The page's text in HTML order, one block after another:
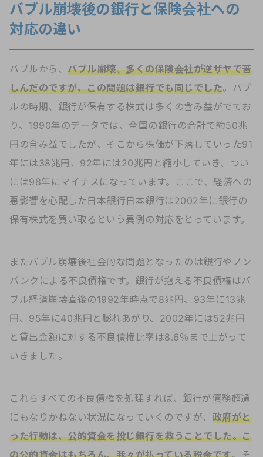
バブル崩壊後の銀行と保険会社への
対応の違い
バブルから、 バブル崩壊、多くの保険会社が逆ザヤで苦
しんだのですが、この問題は銀行でも同じでした。バブ
ルの時期、銀行が保有する株式は多くの含み益がでてお
り、1990年のデータでは、全国の銀行の合計で約50兆
円の含み益でしたが、そこから株価が下落していった91
年には38兆円、92年には20兆円と縮小していき、つい
には98年にマイナスになっています。ここで、経済への
悪影響を心配した日本銀行日本銀行は2002年に銀行の
保有株式を買い取るという異例の対応をとっています。
またバブル崩壊後社会的な問題となったのは銀行やノン
バンクによる不良債権です。銀行が抱える不良債権はバ
ブル経済崩壊直後の1992年時点で8兆円、93年に13兆
円、95年に40兆円と膨れあがり、2002年には52兆円
と貸出金額に対する不良債権比率は8.6％まで上がって
いきました。
これらすべての不良債権を処理すれば、銀行が債務超過
にもなりかねない状況になっていくのですが、 政府がと
った行動は、公的資金を投じ銀行を救うことでした。こ
の公的資金はもちろん、我々が払っている税金です。そ